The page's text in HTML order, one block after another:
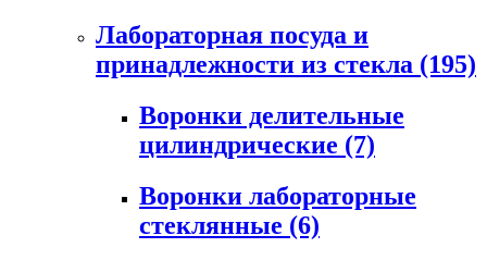
Лабораторная посуда и
принадлежности из стекла (195)
Воронки делительные
цилиндрические (7)
Воронки лабораторные
стеклянные (6)